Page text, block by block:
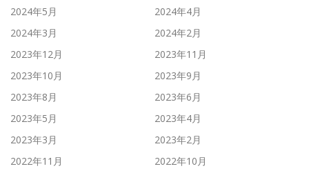
2024年5月
2024年4月
2024年3月
2024年2月
2023年12月
2023年11月
2023年10月
2023年9月
2023年8月
2023年6月
2023年5月
2023年4月
2023年3月
2023年2月
2022年11月
2022年10月